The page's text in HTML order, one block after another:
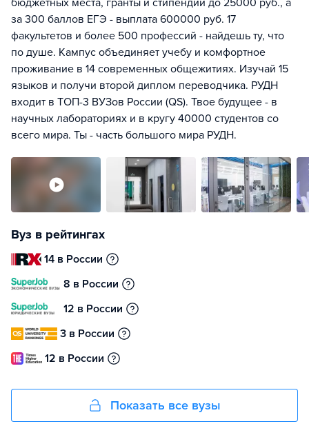
бюджетных места, гранты и стипендии до 25000 руб., а
за 300 баллов ЕГЭ - выплата 600000 руб. 17
факультетов и более 500 профессий - найдешь ту, что
по душе. Кампус объединяет учебу и комфортное
проживание в 14 современных общежитиях. Изучай 15
языков и получи второй диплом переводчика. РУДН
входит в ТОП-3 ВУЗов России (QS). Твое будущее - в
научных лабораториях и в кругу 40000 студентов со
всего мира. Ты - часть большого мира РУДН.
Вуз в рейтингах
14 в России
8 в России
12 в России
3 в России
12 в России
Показать все вузы